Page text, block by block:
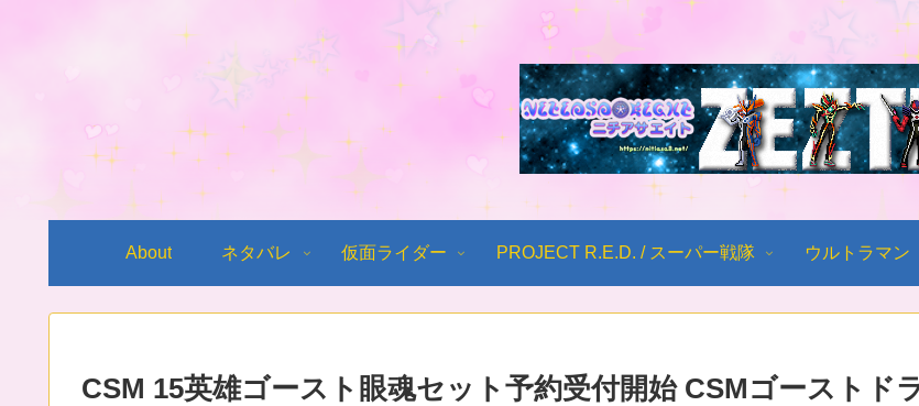
About ネタバレ 仮面ライダー PROJECT R.E.D. / スーパー戦隊 ウルトラマン
CSM 15英雄ゴースト眼魂セット予約受付開始 CSMゴーストド